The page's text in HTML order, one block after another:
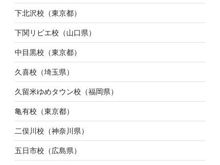
下北沢校（東京都）
下関リピエ校（山口県）
中目黒校（東京都）
久喜校（埼玉県）
久留米ゆめタウン校（福岡県）
亀有校（東京都）
二俣川校（神奈川県）
五日市校（広島県）